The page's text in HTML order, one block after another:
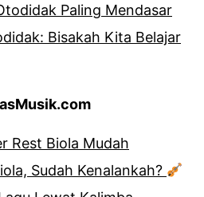
Paling Mendasar
Bisakah Kita Belajar
Rest Biola Mudah
Sudah Kenalankah?